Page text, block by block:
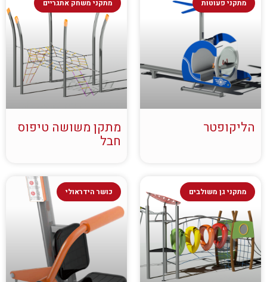
מתקני פעוטות
הליקופטר
מתקני משחק אתגריים
מתקן משושה טיפוס
חבל
מתקני גן משולבים כושר הידראולי